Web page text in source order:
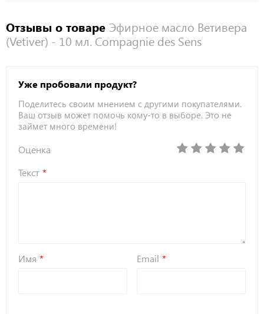
Отзывы о товаре Эфирное масло Ветивера
(Vetiver) - 10 мл. Compagnie des Sens
Уже пробовали продукт?
Поделитесь своим мнением с другими покупателями.
Ваш отзыв может помочь кому-то в выборе. Это не
займет много времени!
Оценка
Текст
Имя Email